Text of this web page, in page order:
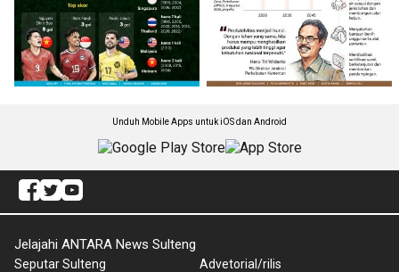
Unduh Mobile Apps untuk iOS dan Android
Jelajahi ANTARA News Sulteng
Seputar Sulteng
Advetorial/rilis